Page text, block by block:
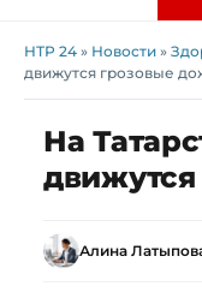
НТР 24 » Новости »
движутся грозовые
На
Алина